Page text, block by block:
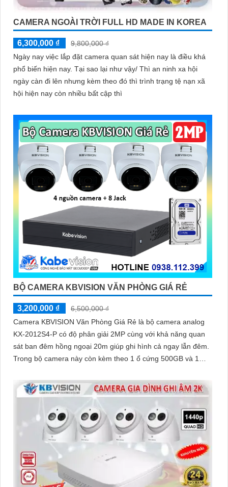
CAMERA NGOÀI TRỜI FULL HD MADE IN KOREA
6,300,000 ₫
9,800,000 ₫
Ngày nay việc lắp đặt camera quan sát hiện nay là điều khá
phổ biến hiện nay. Tại sao lại như vậy/ Thì an ninh xa hội
ngày càn đi lên nhưng kèm theo đó thì trình trạng tệ nạn xã
hội hiện nay còn nhiều bất cập thì
BỘ CAMERA KBVISION VĂN PHÒNG GIÁ RẺ
3,200,000 ₫
6,500,000 ₫
Camera KBVISION Văn Phòng Giá Rẻ là bộ camera analog
KX-2012S4-P có độ phân giải 2MP cùng với khả năng quan
sát ban đêm hồng ngoại 20m giúp ghi hình cả ngay lẫn đêm.
Trong bộ camera này còn kèm theo 1 ổ cứng 500GB và 1
trong 7 ngày cho 4 mắt camera